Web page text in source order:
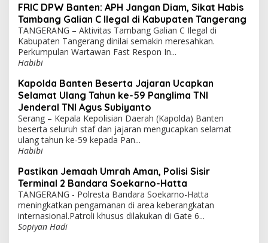
FRIC DPW Banten: APH Jangan Diam, Sikat Habis
Tambang Galian C Ilegal di Kabupaten Tangerang
TANGERANG – Aktivitas Tambang Galian C Ilegal di
Kabupaten Tangerang dinilai semakin meresahkan.
Perkumpulan Wartawan Fast Respon In...
Habibi
Kapolda Banten Beserta Jajaran Ucapkan
Selamat Ulang Tahun ke-59 Panglima TNI
Jenderal TNI Agus Subiyanto
Serang – Kepala Kepolisian Daerah (Kapolda) Banten
beserta seluruh staf dan jajaran mengucapkan selamat
ulang tahun ke-59 kepada Pan...
Habibi
Pastikan Jemaah Umrah Aman, Polisi Sisir
Terminal 2 Bandara Soekarno-Hatta
TANGERANG - Polresta Bandara Soekarno-Hatta
meningkatkan pengamanan di area keberangkatan
internasional.Patroli khusus dilakukan di Gate 6...
Sopiyan Hadi